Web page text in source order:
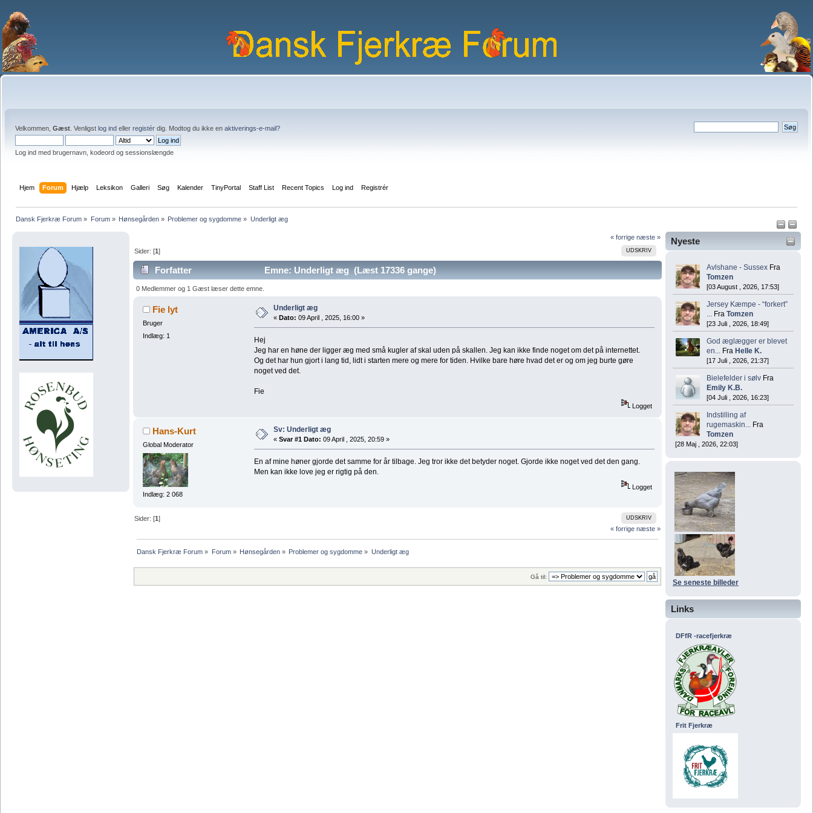
Velkommen, Gæst . Venligst log ind eller registér dig. Modtog du ikke en aktiverings-e-mail?
Log ind med brugernavn, kodeord og sessionslængde
Hjem Forum Hjælp Leksikon Galleri Søg Kalender TinyPortal Staff List Recent Topics Log ind Registrér
Dansk Fjerkræ Forum » Forum» Hønsegården» Problemer og sygdomme » Underligt æg
Nyeste
Avlshane - Sussex Fra
Tomzen
[03 August , 2026, 17:53]
Jersey Kæmpe - “forkert”
... Fra Tomzen
[23 Juli , 2026, 18:49]
God æglægger er blevet
en... Fra Helle K.
[17 Juli , 2026, 21:37]
Bielefelder i sølv Fra
Emily K.B.
[04 Juli , 2026, 16:23]
Indstilling af
rugemaskin... Fra
Tomzen
[28 Maj , 2026, 22:03]
Se seneste billeder
Links
DFfR -racefjerkræ
Frit Fjerkræ
« forrige næste »
UDSKRIV
Sider: [1]
Forfatter Emne: Underligt æg (Læst 17336 gange)
0 Medlemmer og 1 Gæst læser dette emne.
Fie lyt
Bruger
Indlæg: 1
Underligt æg
« Dato: 09 April , 2025, 16:00 »
Hej
Jeg har en høne der ligger æg med små kugler af skal uden på skallen. Jeg kan ikke finde noget om det på internettet.
Og det har hun gjort i lang tid, lidt i starten mere og mere for tiden. Hvilke bare høre hvad det er og om jeg burte gøre
noget ved det.
Fie
Logget
Hans-Kurt
Global Moderator
Indlæg: 2 068
Sv: Underligt æg
« Svar #1 Dato: 09 April , 2025, 20:59 »
En af mine høner gjorde det samme for år tilbage. Jeg tror ikke det betyder noget. Gjorde ikke noget ved det den gang.
Men kan ikke love jeg er rigtig på den.
Logget
UDSKRIV
Sider: [1]
« forrige næste »
Dansk Fjerkræ Forum » Forum» Hønsegården» Problemer og sygdomme » Underligt æg
Gå til: